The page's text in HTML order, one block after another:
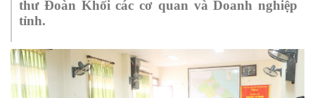
thư Đoàn Khối các cơ quan và Doanh nghiệp
tỉnh.